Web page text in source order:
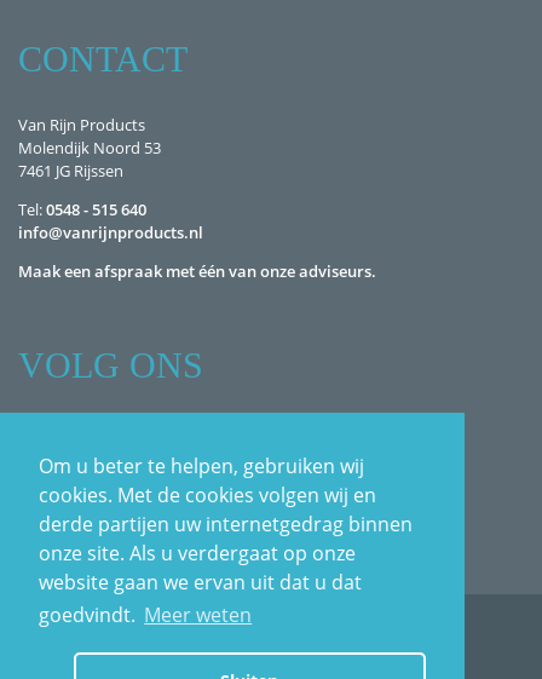
Om u beter te helpen, gebruiken wij
cookies. Met de cookies volgen wij en
derde partijen uw internetgedrag binnen
onze site. Als u verdergaat op onze
website gaan we ervan uit dat u dat
goedvindt. Meer weten
CONTACT
Van Rijn Products
Molendijk Noord 53
7461 JG Rijssen
Tel:0548 - 515 640
info@vanrijnproducts.nl
Maak een afspraak met één van onze adviseurs.
VOLG ONS
LinkedIn
Pinterest